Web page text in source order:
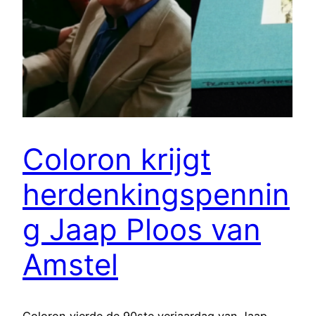
Coloron krijgt
herdenkingspennin
g Jaap Ploos van
Amstel